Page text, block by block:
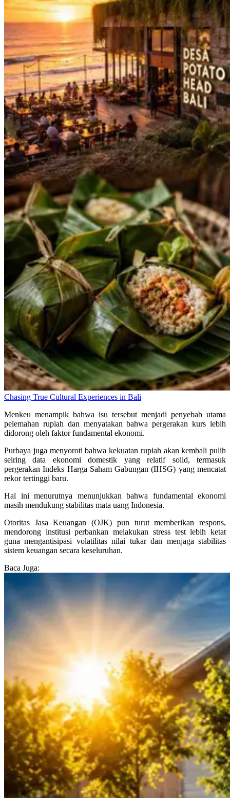
Chasing True Cultural Experiences in Bali
Menkeu menampik bahwa isu tersebut menjadi penyebab utama
pelemahan rupiah dan menyatakan bahwa pergerakan kurs lebih
didorong oleh faktor fundamental ekonomi.
Purbaya juga menyoroti bahwa kekuatan rupiah akan kembali pulih
seiring data ekonomi domestik yang relatif solid, termasuk
pergerakan Indeks Harga Saham Gabungan (IHSG) yang mencatat
rekor tertinggi baru.
Hal ini menurutnya menunjukkan bahwa fundamental ekonomi
masih mendukung stabilitas mata uang Indonesia.
Otoritas Jasa Keuangan (OJK) pun turut memberikan respons,
mendorong institusi perbankan melakukan stress test lebih ketat
guna mengantisipasi volatilitas nilai tukar dan menjaga stabilitas
sistem keuangan secara keseluruhan.
Baca Juga: